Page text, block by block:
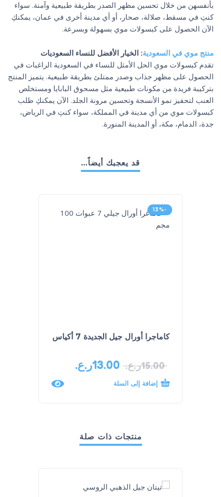
بأنفسهن من خلال تحسين مظهر الصدر بطريقة طبيعية وآمنة. سواء
كنتِ في مسقط، صلالة، صحار، أو أي مدينة أخرى في عمان، يمكنكِ
الآن الحصول على كبسولات موي بسهولة وبسرعة.
منتج موي في السعودية: الخيار الأفضل للنساء السعوديات
تقدم كبسولات موي الحل الأمثل للنساء في السعودية الراغبات في
الحصول على مظهر جذاب وصدر ممتلئ بطريقة طبيعية. يتميز المنتج
بتركيبة فريدة من مكونات طبيعية مثل مسحوق البابايا ومستخلص
العنب لتحفيز نمو الأنسجة وتحسين مرونة الجلد. الآن يمكنكِ طلب
كبسولات موي من أي مدينة في المملكة، سواء كنتِ في الرياض،
جدة، الدمام، مكة، أو المدينة المنورة.
قد يعجبك أيضاً…
-13%
كاماجرا أورال جيل الجديدة 7 أكياس
15.00ر.ع. 13.00ر.ع.
إضافة إلى السلة
منتجات ذات صلة